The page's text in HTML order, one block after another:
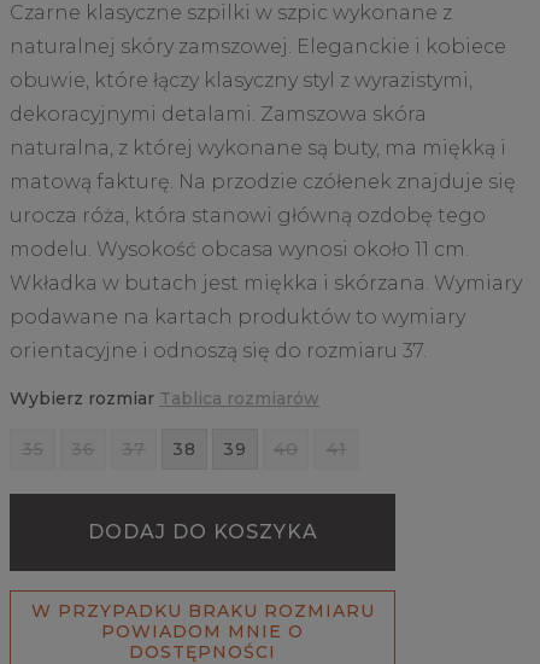
Czarne klasyczne szpilki w szpic wykonane z
naturalnej skóry zamszowej. Eleganckie i kobiece
obuwie, które łączy klasyczny styl z wyrazistymi,
dekoracyjnymi detalami. Zamszowa skóra
naturalna, z której wykonane są buty, ma miękką i
matową fakturę. Na przodzie czółenek znajduje się
urocza róża, która stanowi główną ozdobę tego
modelu. Wysokość obcasa wynosi około 11 cm.
Wkładka w butach jest miękka i skórzana. Wymiary
podawane na kartach produktów to wymiary
orientacyjne i odnoszą się do rozmiaru 37.
Wybierz rozmiar Tablica rozmiarów
35 36 37 38 39 40 41
DODAJ DO KOSZYKA
W PRZYPADKU BRAKU ROZMIARU
POWIADOM MNIE O
DOSTĘPNOŚCI